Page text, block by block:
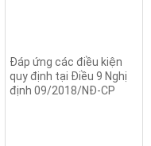
Đáp ứng các điều kiện
quy định tại Điều 9 Nghị
định 09/2018/NĐ-CP